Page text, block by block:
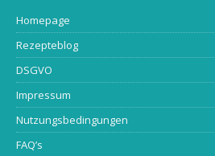
Homepage
Rezepteblog
DSGVO
Impressum
Nutzungsbedingungen
FAQ’s